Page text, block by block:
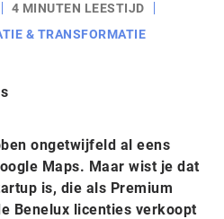
4 MINUTEN LEESTIJD
& TRANSFORMATIE
ongetwijfeld al eens
Maps. Maar wist je dat
is, die als Premium
Benelux licenties verkoopt